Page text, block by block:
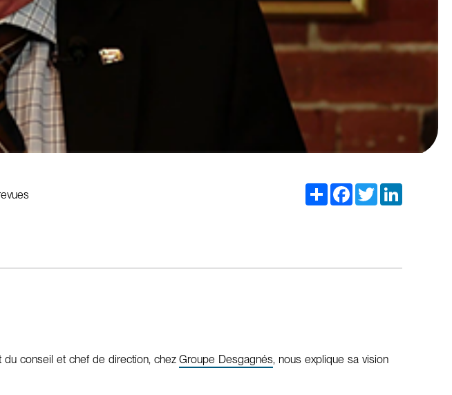
Share Facebook
Twitter
du conseil et chef de direction, chezGroupe Desgagnés, nous explique sa vision